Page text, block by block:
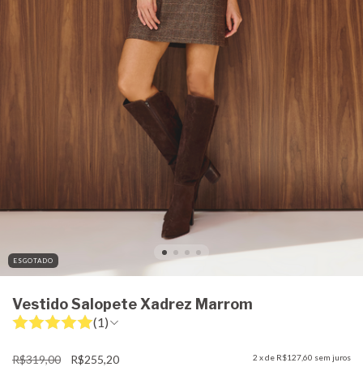
ESGOTADO
Vestido Salopete Xadrez Marrom
(1)
R$319,00 R$255,20 2 x de R$127,60 sem juros